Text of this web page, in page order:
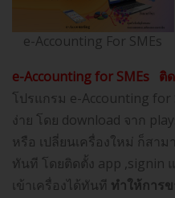
e-Accounting For SMEs
e-Accounting for SMEs ติ
โปรแกรม e-Accounting for
ง่าย โดย download จาก
หรือ เปลี่ยนเครื่องใหม่ ก็สาม
ทันที โดยติดตั้ง app ,signin
เข้าเครื่องได้ทันที ทำให้การ